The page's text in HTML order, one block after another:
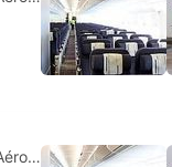
WAW Aéroport Chopin de Varsovie, Varse Aéroport